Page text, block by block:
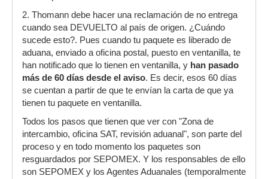
2. Thomann debe hacer una reclamación de no entrega
cuando sea DEVUELTO al país de origen. ¿Cuándo
sucede esto?. Pues cuando tu paquete es liberado de
aduana, enviado a oficina postal, puesto en ventanilla, te
han notificado que lo tienen en ventanilla, y han pasado
más de 60 días desde el aviso. Es decir, esos 60 días
se cuentan a partir de que te envían la carta de que ya
tienen tu paquete en ventanilla.
Todos los pasos que tienen que ver con "Zona de
intercambio, oficina SAT, revisión aduanal", son parte del
proceso y en todo momento los paquetes son
resguardados por SEPOMEX. Y los responsables de ello
son SEPOMEX y los Agentes Aduanales (temporalmente